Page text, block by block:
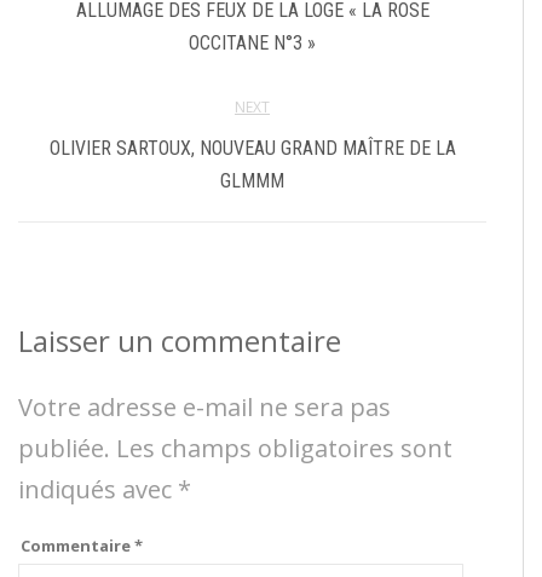
ALLUMAGE DES FEUX DE LA LOGE « LA ROSE
OCCITANE N°3 »
NEXT
OLIVIER SARTOUX, NOUVEAU GRAND MAÎTRE DE LA
GLMMM
Laisser un commentaire
Votre adresse e-mail ne sera pas
publiée. Les champs obligatoires sont
indiqués avec *
Commentaire*